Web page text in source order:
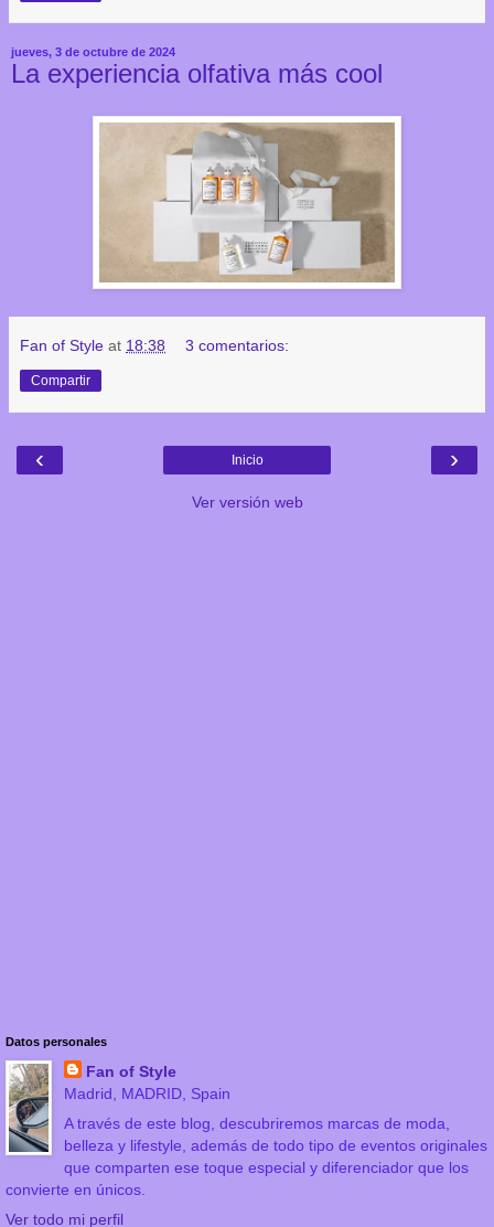
jueves, 3 de octubre de 2024
La experiencia olfativa más cool
Fan of Style at 18:38 3 comentarios:
Compartir
‹ ›
Inicio
Ver versión web
Datos personales
Fan of Style
Madrid, MADRID, Spain
A través de este blog, descubriremos marcas de moda,
belleza y lifestyle, además de todo tipo de eventos originales
que comparten ese toque especial y diferenciador que los
convierte en únicos.
Ver todo mi perfil